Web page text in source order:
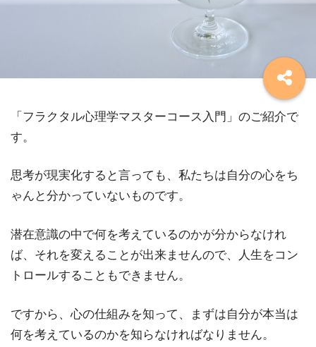
「フラクタル心理学マスターコース入門」のご紹介で
す。
思考が現実化すると言っても、私たちは自分の心をち
ゃんと分かっていないものです。
潜在意識の中で何を考えているのかが分からなけれ
ば、それを変えることが出来ませんので、人生をコン
トロールすることもできません。
ですから、心の仕組みを知って、まずは自分が本当は
何を考えているのかを知らなければなりません。